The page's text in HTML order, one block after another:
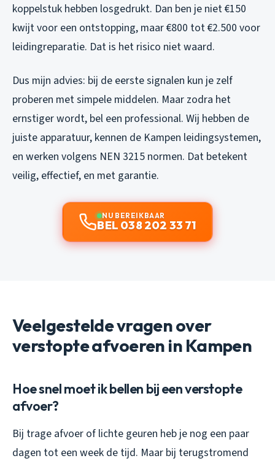
koppelstuk hebben losgedrukt. Dan ben je niet €150
kwijt voor een ontstopping, maar €800 tot €2.500 voor
leidingreparatie. Dat is het risico niet waard.
Dus mijn advies: bij de eerste signalen kun je zelf
proberen met simpele middelen. Maar zodra het
ernstiger wordt, bel een professional. Wij hebben de
juiste apparatuur, kennen de Kampen leidingsystemen,
en werken volgens NEN 3215 normen. Dat betekent
veilig, effectief, en met garantie.
NU BEREIKBAAR
BEL 038 202 33 71
Veelgestelde vragen over
verstopte afvoeren in Kampen
Hoe snel moet ik bellen bij een verstopte
afvoer?
Bij trage afvoer of lichte geuren heb je nog een paar
dagen tot een week de tijd. Maar bij terugstromend